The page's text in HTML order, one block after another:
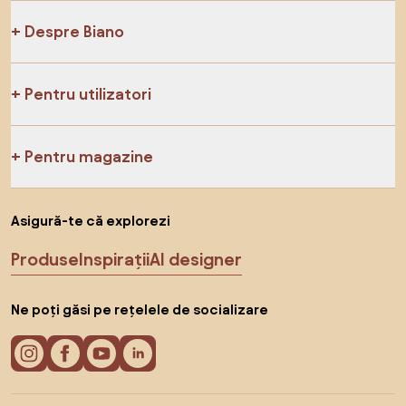
Despre Biano
Pentru utilizatori
Pentru magazine
Asigură-te că explorezi
ProduseInspirațiiAI designer
Ne poți găsi pe rețelele de socializare